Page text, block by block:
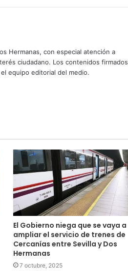
Hermanas, con especial atención a
ciudadano. Los contenidos firmados
equipo editorial del medio.
El Gobierno niega que se vaya a
ampliar el servicio de trenes de
Cercanías entre Sevilla y Dos
Hermanas
7 octubre, 2025